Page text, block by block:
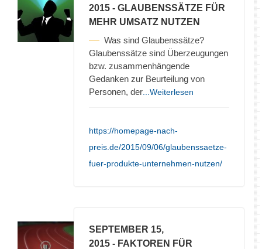
2015 - GLAUBENSSÄTZE FÜR
MEHR UMSATZ NUTZEN
Was sind Glaubenssätze?
Glaubenssätze sind Überzeugungen
bzw. zusammenhängende
Gedanken zur Beurteilung von
Personen, der ...Weiterlesen
https://homepage-nach-
preis.de/2015/09/06/glaubenssaetze-
fuer-produkte-unternehmen-nutzen/
SEPTEMBER 15,
2015 - FAKTOREN FÜR